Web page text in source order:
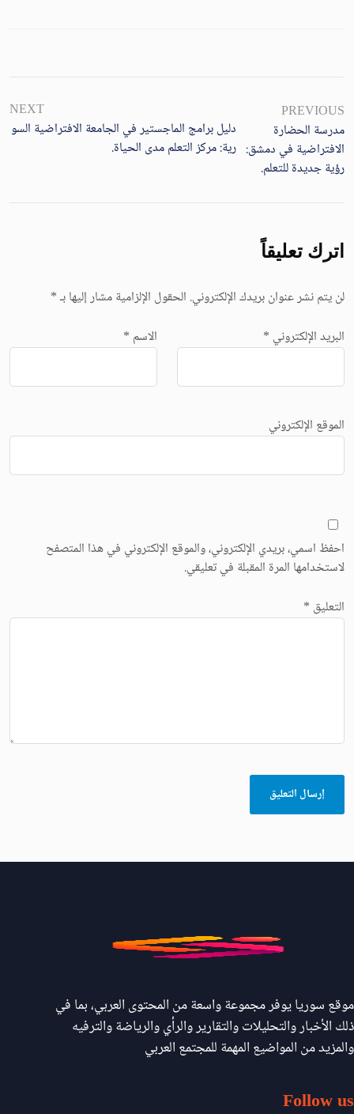
PREVIOUS
مدرسة الحضارة
الافتراضية في دمشق:
رؤية جديدة للتعلم.
NEXT
دليل برامج الماجستير في الجامعة الافتراضية السو
رية: مركز التعلم مدى الحياة.
اترك تعليقاً
لن يتم نشر عنوان بريدك الإلكتروني. الحقول الإلزامية مشار إليها بـ*
الاسم * البريد الإلكتروني *
الموقع الإلكتروني
احفظ اسمي، بريدي الإلكتروني، والموقع الإلكتروني في هذا المتصفح
لاستخدامها المرة المقبلة في تعليقي.
التعليق *
موقع سوريا يوفر مجموعة واسعة من المحتوى العربي، بما في
ذلك الأخبار والتحليلات والتقارير والرأي والرياضة والترفيه
والمزيد من المواضيع المهمة للمجتمع العربي
Follow us